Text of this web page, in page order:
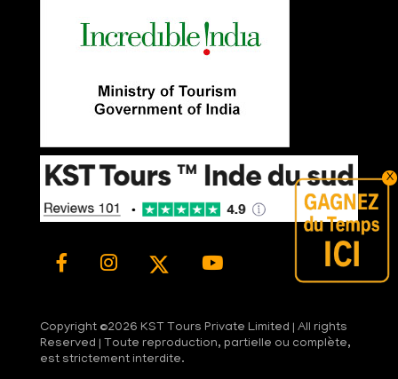
X
Copyright ©2026 KST Tours Private Limited | All rights
Reserved | Toute reproduction, partielle ou complète,
est strictement interdite.